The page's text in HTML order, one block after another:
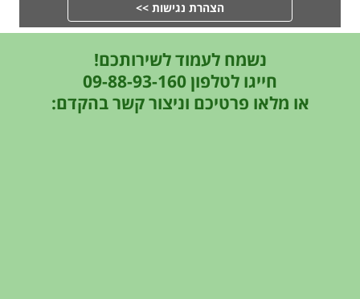
הצהרת נגישות >>
נשמח לעמוד לשירותכם!
חייגו לטלפון 09-88-93-160
או מלאו פרטיכם וניצור קשר בהקדם: